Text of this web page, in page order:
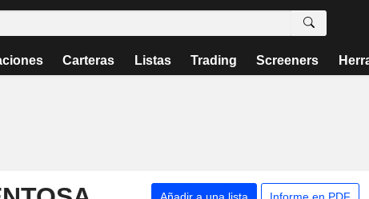
Carteras Listas Trading Screeners
Añadir a una lista Informe en PDF